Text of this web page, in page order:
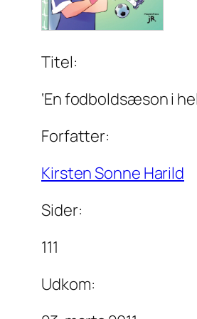
Titel:
‘En fodboldsæson i
Forfatter:
Kirsten Sonne Harild
Sider:
111
Udkom: